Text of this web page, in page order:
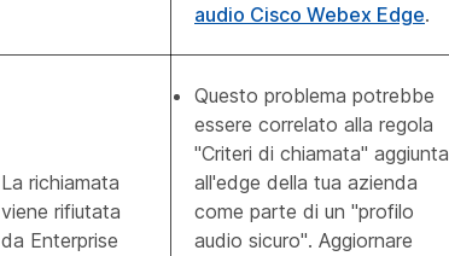
audio Cisco Webex Edge.
La richiamata
viene rifiutata
da Enterprise
Questo problema potrebbe
essere correlato alla regola
"Criteri di chiamata" aggiunta
all'edge della tua azienda
come parte di un "profilo
audio sicuro". Aggiornare